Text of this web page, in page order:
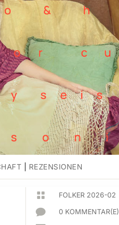
REZENSIONEN
 FOLKER 2026-02
 0 KOMMENTAR(E)